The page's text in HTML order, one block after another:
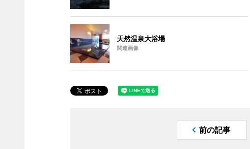
天然温泉大浴場
関連画像
前の記事